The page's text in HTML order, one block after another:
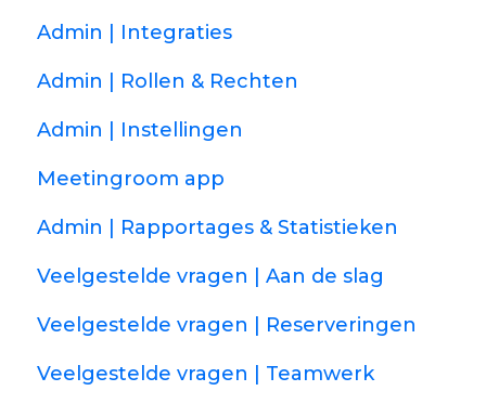
Admin | Integraties
Admin | Rollen & Rechten
Admin | Instellingen
Meetingroom app
Admin | Rapportages & Statistieken
Veelgestelde vragen | Aan de slag
Veelgestelde vragen | Reserveringen
Veelgestelde vragen | Teamwerk